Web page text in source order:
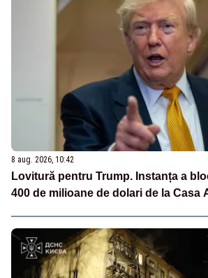
8 aug. 2026, 10:42
Lovitură pentru Trump. Instanța a
400 de milioane de dolari de la Casa